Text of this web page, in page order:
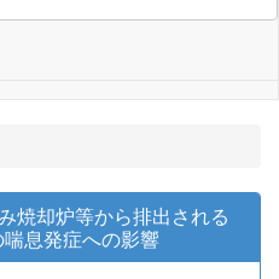
焼却炉等から排出される
息発症への影響